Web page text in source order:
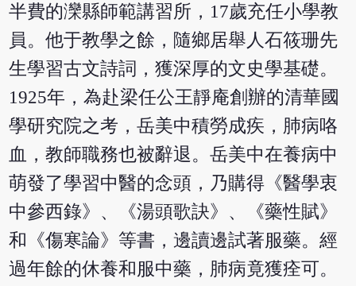
半費的灤縣師範講習所，17歲充任小學教
員。他于教學之餘，隨鄉居舉人石筱珊先
生學習古文詩詞，獲深厚的文史學基礎。
1925年，為赴梁任公王靜庵創辦的清華國
學研究院之考，岳美中積勞成疾，肺病咯
血，教師職務也被辭退。岳美中在養病中
萌發了學習中醫的念頭，乃購得《醫學衷
中參西錄》、《湯頭歌訣》、《藥性賦》
和《傷寒論》等書，邊讀邊試著服藥。經
過年餘的休養和服中藥，肺病竟獲痊可。